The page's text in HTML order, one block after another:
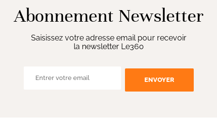
Abonnement Newsletter
Saisissez votre adresse email pour recevoir
la newsletter Le360
ENVOYER